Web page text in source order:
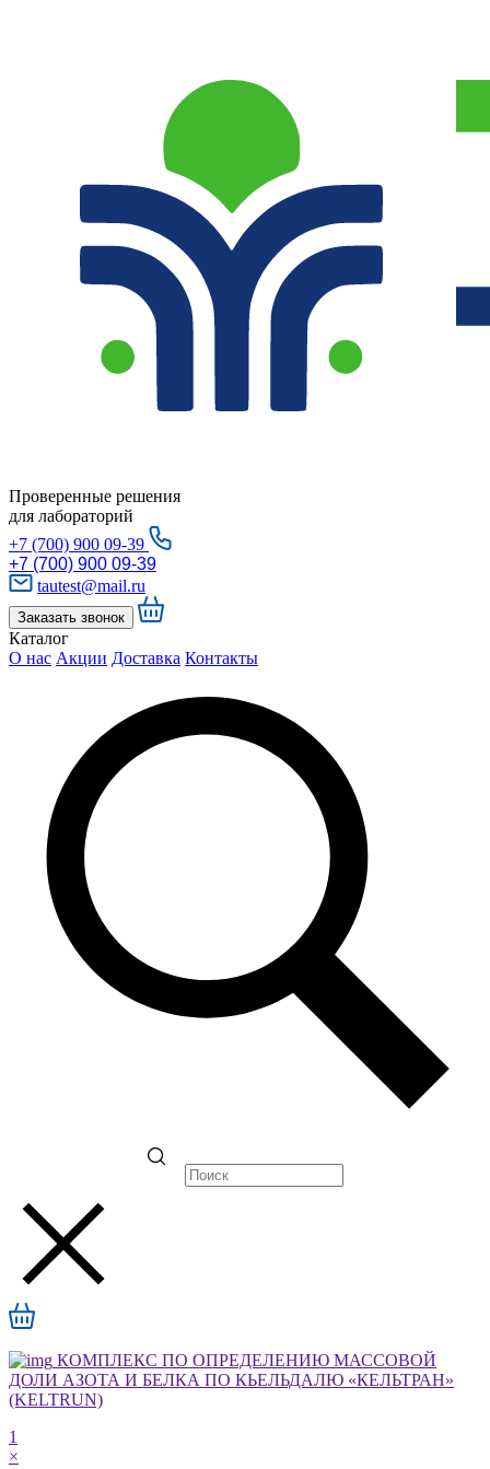
Проверенные решения
для лабораторий
+7 (700) 900 09-39
+7 (700) 900 09-39
tautest@mail.ru
Заказать звонок
Каталог
О нас Акции Доставка Контакты
КОМПЛЕКС ПО ОПРЕДЕЛЕНИЮ МАССОВОЙ
ДОЛИ АЗОТА И БЕЛКА ПО КЬЕЛЬДАЛЮ «КЕЛЬТРАН»
(KELTRUN)
1
×